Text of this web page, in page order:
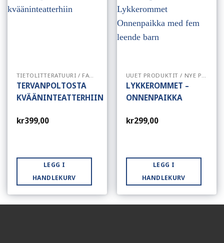
TIETOLITTERATUURI / FAGLITTERATUR
TERVANPOLTOSTA
KVÄÄNINTEATTERHIIN
kr399,00
LEGG I
HANDLEKURV
UUET PRODUKTIT / NYE PRODUKTER
LYKKEROMMET –
ONNENPAIKKA
kr299,00
LEGG I
HANDLEKURV